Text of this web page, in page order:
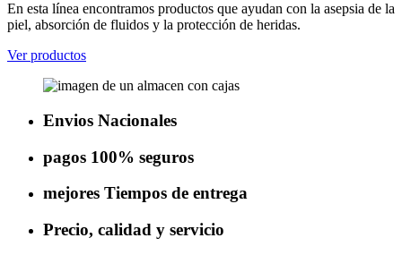
En esta línea encontramos productos que ayudan con la asepsia de la
piel, absorción de fluidos y la protección de heridas.
Ver productos
Envios Nacionales
pagos 100% seguros
mejores Tiempos de entrega
Precio, calidad y servicio